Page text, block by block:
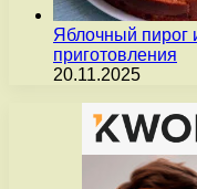
Яблочный пирог
приготовления
20.11.2025